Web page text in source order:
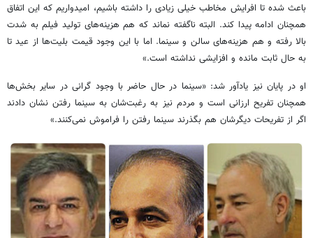
باعث شده تا افرایش مخاطب خیلی زیادی را داشته باشیم، امیدواریم که این اتفاق
همچنان ادامه پیدا کند. البته ناگفته نماند که هم هزینه‌های تولید فیلم به شدت
بالا رفته و هم هزینه‌های سالن و سینما. اما با این وجود قیمت بلیت‌ها از عید تا
به حال ثابت مانده و افزایشی نداشته است.»
او در پایان نیز یادآور شد: «سینما در حال حاضر با وجود گرانی‌ در سایر بخش‌ها
همچنان تفریح ارزانی است و مردم نیز به رغبت‌شان به سینما رفتن نشان دادند
اگر از تفریحات دیگرشان هم بگذرند سینما رفتن را فراموش نمی‌کنند.»